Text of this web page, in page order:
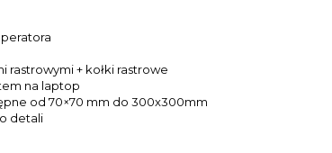
rastrowymi + kołki rastrowe
na laptop
od 70×70 mm do 300x300mm
detali